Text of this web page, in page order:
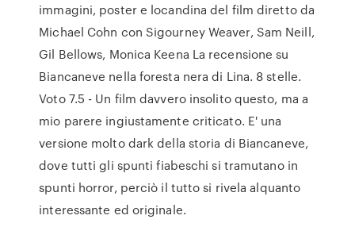
immagini, poster e locandina del film diretto da
Michael Cohn con Sigourney Weaver, Sam Neill,
Gil Bellows, Monica Keena La recensione su
Biancaneve nella foresta nera di Lina. 8 stelle.
Voto 7.5 - Un film davvero insolito questo, ma a
mio parere ingiustamente criticato. E' una
versione molto dark della storia di Biancaneve,
dove tutti gli spunti fiabeschi si tramutano in
spunti horror, perciò il tutto si rivela alquanto
interessante ed originale.